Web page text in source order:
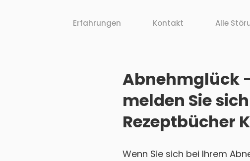
Erfahrungen Kontakt Alle
Abnehmglück -
melden Sie
Rezeptbücher
Wenn Sie sich bei Ihrem